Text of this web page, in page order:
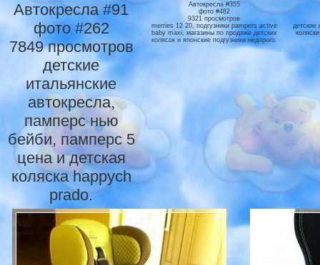
Автокресла #91
фото #262
7849 просмотров
детские
итальянские
автокресла,
памперс нью
бейби, памперс 5
цена и детская
коляска happych
prado.
Автокресла #355
фото #482
9321 просмотров
merries 12 20, подгузники pampers active
baby maxi, магазины по продаже детских
колясок и японские подгузники недорого.
детские